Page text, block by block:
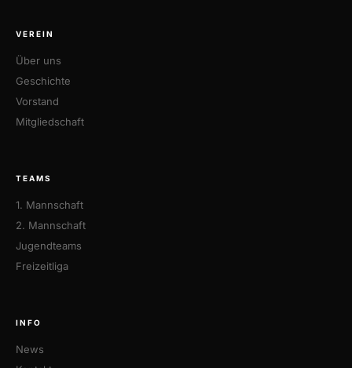
VEREIN
Über uns
Geschichte
Vorstand
Mitgliedschaft
TEAMS
1. Mannschaft
2. Mannschaft
Jugendteams
Freizeitliga
INFO
News